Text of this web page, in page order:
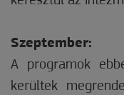
Szeptember:
A programok
kerültek